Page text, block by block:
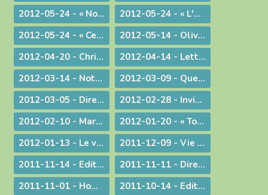
2012-05-24 - « Nous voulons vivre, développer et transmettre ce message chrétien ! »
2012-05-24 - « L'Esprit-Saint vous sera donné en plénitude. »
2012-05-24 - « Ce n'est pas le fait d'être évêque qui m'a rendu heureux, c'est le fait d'avoir donné ma vie »
2012-05-14 - Olivier de Coat, nouveau Directeur diocésain de l'Enseignement Catholique
2012-04-20 - Christ est ressuscité !
2012-04-14 - Lettre aux prêtres du diocèse
2012-03-14 - Note complémentaire à propos des élections
2012-03-09 - Quelle vision de l'homme ?
2012-03-05 - Directives diocésaines sur les intentions et offrandes de Messes
2012-02-28 - Invitation à la journée du sacerdoce et à la Messe Chrismale
2012-02-10 - Marcher pour la Vie
2012-01-20 - « Tous, nous serons transformés par la Victoire de notre Seigneur Jésus Christ. »
2012-01-13 - Le visage humain de Dieu
2011-12-09 - Vie privée ?
2011-11-14 - Edito : Mgr Bagnard revient sur le cinquantenaire de Vatican II
2011-11-11 - Dire et ne pas faire
2011-11-01 - Homélie pour la Toussaint
2011-10-14 - Edito : Vive la fa­mille !